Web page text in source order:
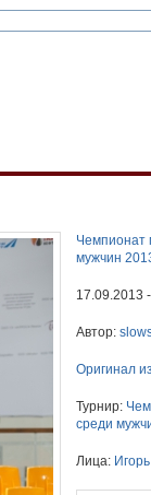
Чемпионат
мужчин
17.09.2013
Автор:
Оригинал
Турнир:
среди
Лица: